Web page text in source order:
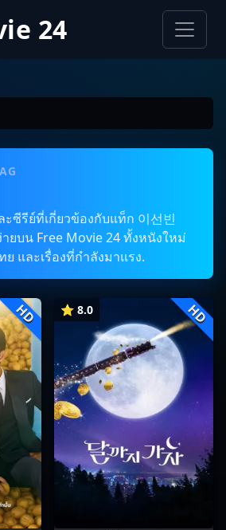
24
ซีรีย์ที่เกี่ยวข้องกับแท็ก 이선빈
ายบน Free Movie 24 ทั้งหนังใหม่
และเรื่องที่กำลังมาแรง.
HD ⭐ 8.0 HD